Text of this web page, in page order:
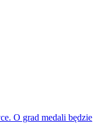
O grad medali będzie